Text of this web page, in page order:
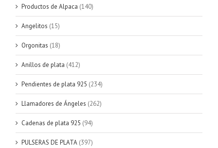
Productos de Alpaca (140)
Angelitos (15)
Orgonitas (18)
Anillos de plata (412)
Pendientes de plata 925 (234)
Llamadores de Ángeles (262)
Cadenas de plata 925 (94)
PULSERAS DE PLATA (397)